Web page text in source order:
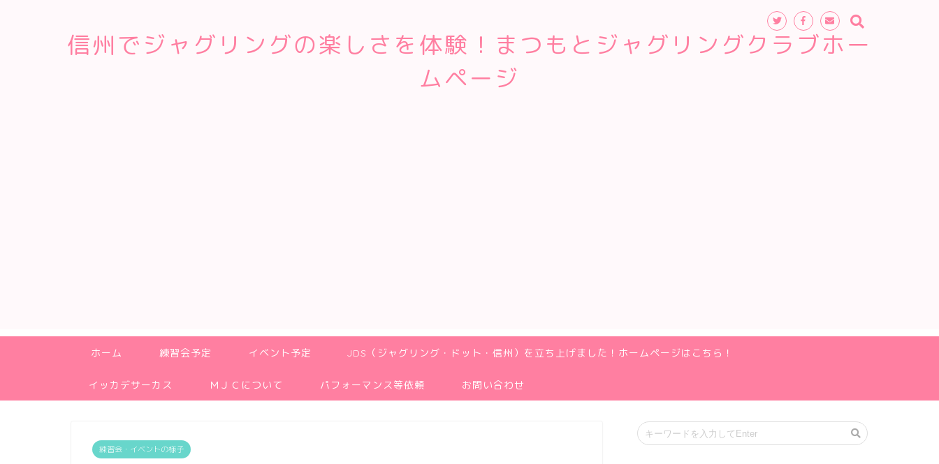
信州でジャグリングの楽しさを体験！まつもとジャグリングクラブホー
ムページ
ホーム 練習会予定 イベント予定 JDS（ジャグリング・ドット・信州）を立ち上げました！ホームページはこちら！
イッカデサーカス ＭＪＣについて パフォーマンス等依頼 お問い合わせ
練習会・イベントの様子